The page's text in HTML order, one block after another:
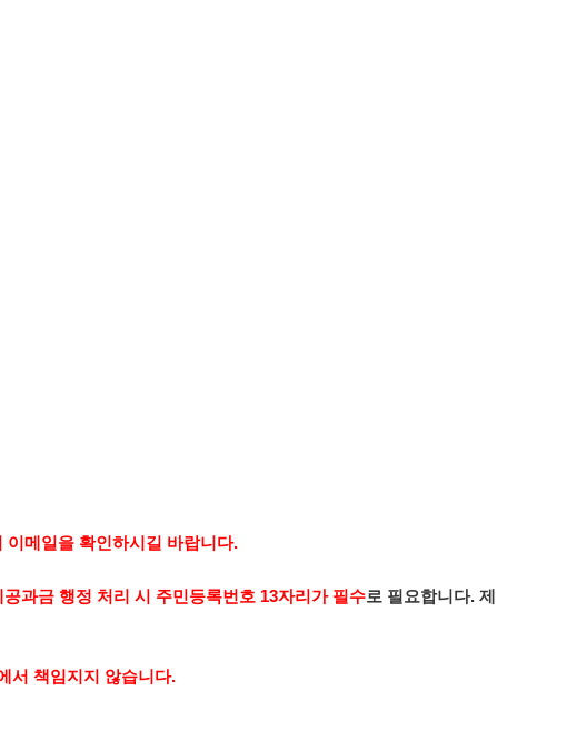
메일을 확인하시길 바랍니다.
공과금 행정 처리 시 주민등록번호 13자리가 필수로 필요합니다. 제
서 책임지지 않습니다.